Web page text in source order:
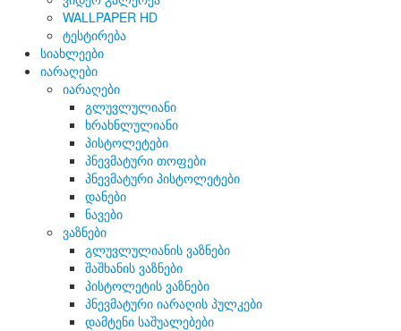
WALLPAPER HD
ტესტირება
სიახლეები
იარაღები
იარაღები
გლუვლულიანი
ხრახნლულიანი
პისტოლეტები
პნევმატური თოფები
პნევმატური პისტოლეტები
დანები
ნავები
ვაზნები
გლუვლულიანის ვაზნები
შაშხანის ვაზნები
პისტოლეტის ვაზნები
პნევმატური იარაღის პულკები
დამტენი საშუალებები